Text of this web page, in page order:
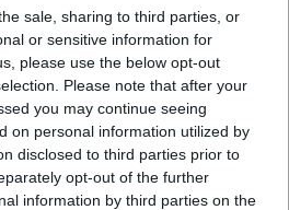
sale, sharing to third parties, or
or sensitive information for
please use the below opt-out
Please note that after your
you may continue seeing
on personal information utilized by
disclosed to third parties prior to
opt-out of the further
information by third parties on the
σε περιοχή όπου
πλήγμα.
ΔΙΑΦΗΜΙΣΗ